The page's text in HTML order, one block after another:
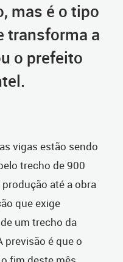
mas é o tipo
transforma a
o prefeito
vigas estão sendo
trecho de 900
até a obra
que exige
um trecho da
previsão é que o